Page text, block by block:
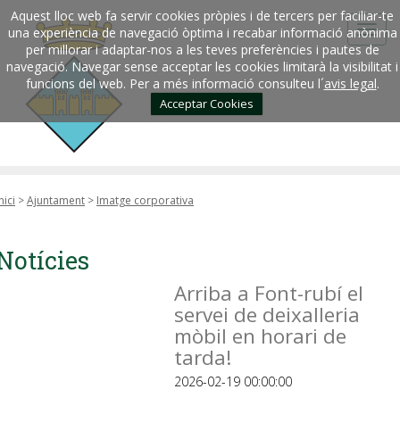
Aquest lloc web fa servir cookies pròpies i de tercers per faciliar-te
una experiència de navegació òptima i recabar informació anònima
per millorar i adaptar-nos a les teves preferències i pautes de
navegació. Navegar sense acceptar les cookies limitarà la visibilitat i
funcions del web. Per a més informació consulteu l´avis legal.
Acceptar Cookies
>Ajuntament > Imatge corporativa
Arriba a Font-rubí el
servei de deixalleria
mòbil en horari de
tarda!
2026-02-19 00:00:00